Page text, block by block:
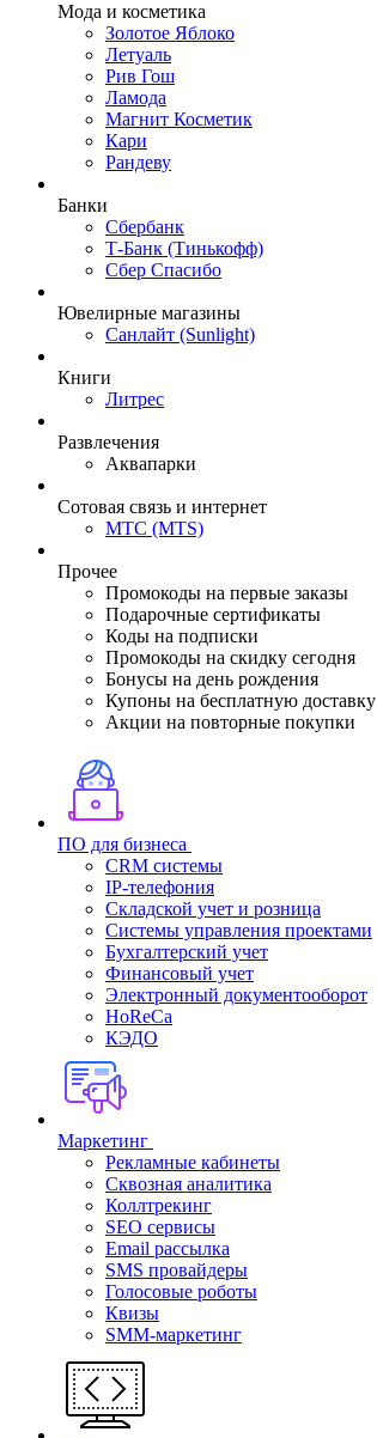
Мода и косметика
Золотое Яблоко
Летуаль
Рив Гош
Ламода
Магнит Косметик
Кари
Рандеву
Банки
Сбербанк
Т-Банк (Тинькофф)
Сбер Спасибо
Ювелирные магазины
Санлайт (Sunlight)
Книги
Литрес
Развлечения
Аквапарки
Сотовая связь и интернет
МТС (MTS)
Прочее
Промокоды на первые заказы
Подарочные сертификаты
Коды на подписки
Промокоды на скидку сегодня
Бонусы на день рождения
Купоны на бесплатную доставку
Акции на повторные покупки
ПО для бизнеса
CRM системы
IP-телефония
Складской учет и розница
Системы управления проектами
Бухгалтерский учет
Финансовый учет
Электронный документооборот
HoReCa
КЭДО
Маркетинг
Рекламные кабинеты
Cквозная аналитика
Коллтрекинг
SEO сервисы
Email расcылка
SMS провайдеры
Голосовые роботы
Квизы
SMM-маркетинг